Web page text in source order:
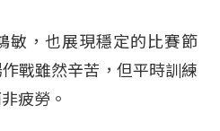
敏，也展現穩定的比賽節
戰雖然辛苦，但平時訓練
疲勞。